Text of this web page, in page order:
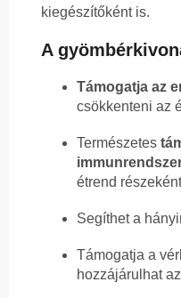
kiegészítőként is.
A
Támogatja az
csökkenteni az
Természetes
étrend
Segíthet a
Támogatja a
hozzájárulhat